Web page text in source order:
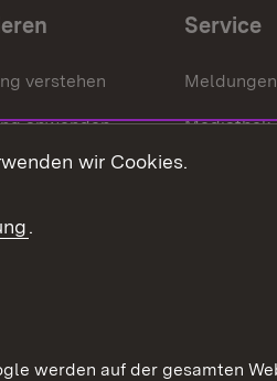
verstehen
anwenden
stärken
Service
Meldungen
Mediathek
wir Cookies.
.
werden auf der gesamten